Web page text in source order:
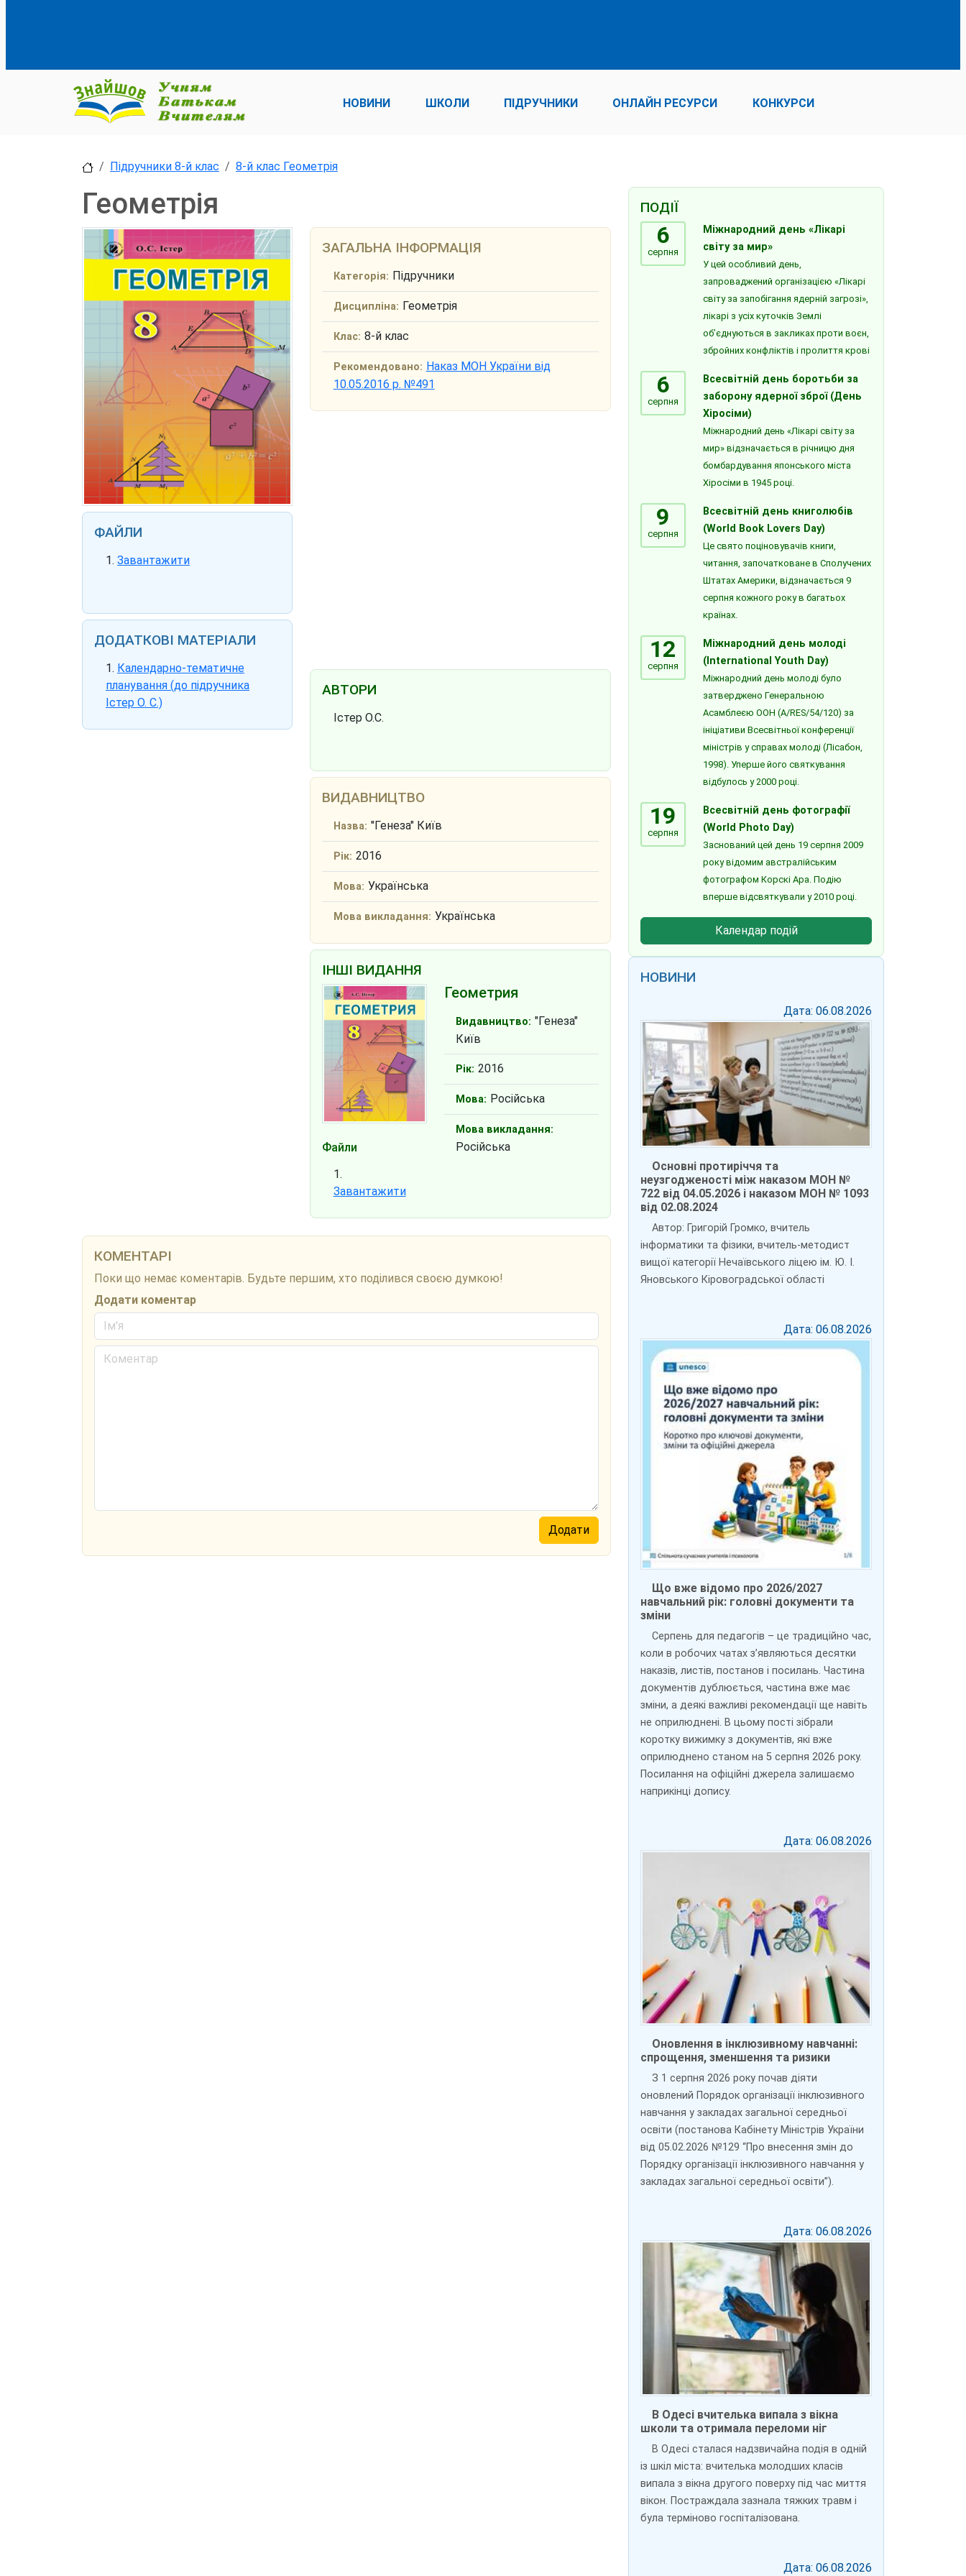
НОВИНИ ШКОЛИ ПІДРУЧНИКИ ОНЛАЙН РЕСУРСИ КОНКУРСИ
Підручники 8-й клас 8-й клас Геометрія
Геометрія
ФАЙЛИ
Завантажити
ДОДАТКОВІ МАТЕРІАЛИ
Календарно-тематичне
планування (до підручника
Істер О. С.)
ЗАГАЛЬНА ІНФОРМАЦІЯ
Категорія: Підручники
Дисципліна: Геометрія
Клас: 8-й клас
Рекомендовано: Наказ МОН України від
10.05.2016 р. №491
АВТОРИ
Істер О.С.
ВИДАВНИЦТВО
Назва: "Генеза" Київ
Рік: 2016
Мова: Українська
Мова викладання: Українська
ІНШІ ВИДАННЯ
Файли
Завантажити
Геометрия
Видавництво: "Генеза"
Київ
Рік: 2016
Мова: Російська
Мова викладання:
Російська
КОМЕНТАРІ
Поки що немає коментарів. Будьте першим, хто поділився своєю думкою!
Додати коментар
ПОДІЇ
6
серпня
Міжнародний день «Лікарі
світу за мир»
У цей особливий день,
запроваджений організацією «Лікарі
світу за запобігання ядерній загрозі»,
лікарі з усіх куточків Землі
об’єднуються в закликах проти воєн,
збройних конфліктів і пролиття крові
6
серпня
Всесвітній день боротьби за
заборону ядерної зброї (День
Хіросіми)
Міжнародний день «Лікарі світу за
мир» відзначається в річницю дня
бомбардування японського міста
Хіросіми в 1945 році.
9
серпня
Всесвітній день книголюбів
(World Book Lovers Day)
Це свято поціновувачів книги,
читання, започатковане в Сполучених
Штатах Америки, відзначається 9
серпня кожного року в багатьох
країнах.
12
серпня
Міжнародний день молоді
(International Youth Day)
Міжнародний день молоді було
затверджено Генеральною
Асамблеєю ООН (A/RES/54/120) за
ініціативи Всесвітньої конференції
міністрів у справах молоді (Лісабон,
1998). Уперше його святкування
відбулось у 2000 році.
19
серпня
Всесвітній день фотографії
(World Photo Day)
Заснований цей день 19 серпня 2009
року відомим австралійським
фотографом Корскі Ара. Подію
вперше відсвяткували у 2010 році.
Календар подій
НОВИНИ
Дата: 06.08.2026
Основні протиріччя та
неузгодженості між наказом МОН №
722 від 04.05.2026 і наказом МОН № 1093
від 02.08.2024
Автор: Григорій Громко, вчитель
інформатики та фізики, вчитель-методист
вищої категорії Нечаївського ліцею ім. Ю. І.
Яновського Кіровоградської області
Дата: 06.08.2026
Що вже відомо про 2026/2027
навчальний рік: головні документи та
зміни
Серпень для педагогів – це традиційно час,
коли в робочих чатах з’являються десятки
наказів, листів, постанов і посилань. Частина
документів дублюється, частина вже має
зміни, а деякі важливі рекомендації ще навіть
не оприлюднені. В цьому пості зібрали
коротку вижимку з документів, які вже
оприлюднено станом на 5 серпня 2026 року.
Посилання на офіційні джерела залишаємо
наприкінці допису.
Дата: 06.08.2026
Оновлення в інклюзивному навчанні:
спрощення, зменшення та ризики
З 1 серпня 2026 року почав діяти
оновлений Порядок організації інклюзивного
навчання у закладах загальної середньої
освіти (постанова Кабінету Міністрів України
від 05.02.2026 №129 “Про внесення змін до
Порядку організації інклюзивного навчання у
закладах загальної середньої освіти”).
Дата: 06.08.2026
В Одесі вчителька випала з вікна
школи та отримала переломи ніг
В Одесі сталася надзвичайна подія в одній
із шкіл міста: вчителька молодших класів
випала з вікна другого поверху під час миття
вікон. Постраждала зазнала тяжких травм і
була терміново госпіталізована.
Дата: 06.08.2026